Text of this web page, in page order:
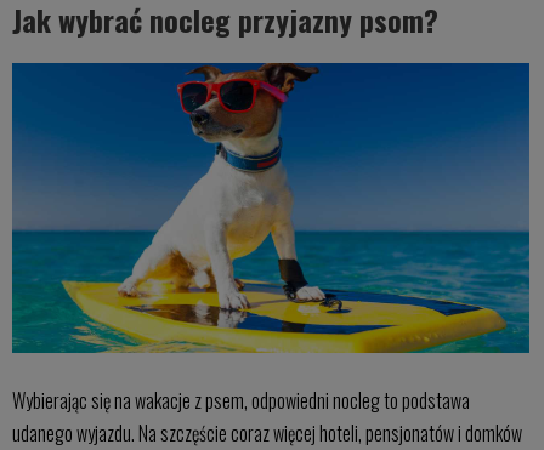
Jak wybrać nocleg przyjazny psom?
Wybierając się na wakacje z psem, odpowiedni nocleg to podstawa
udanego wyjazdu. Na szczęście coraz więcej hoteli, pensjonatów i domków